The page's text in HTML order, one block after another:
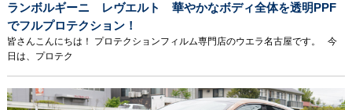
ランボルギーニ レヴエルト 華やかなボディ全体を透明PPF
でフルプロテクション！
皆さんこんにちは！ プロテクションフィルム専門店のウエラ名古屋です。 今
日は、プロテク